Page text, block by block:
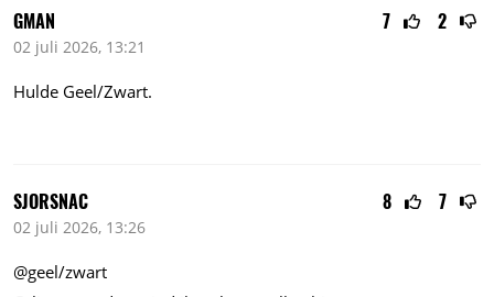
7 2
GMAN
02 juli 2026, 13:21
Hulde Geel/Zwart.
8 7
SJORSNAC
02 juli 2026, 13:26
@geel/zwart